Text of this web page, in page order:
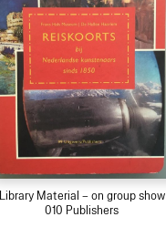
Library Material – on group show
010 Publishers